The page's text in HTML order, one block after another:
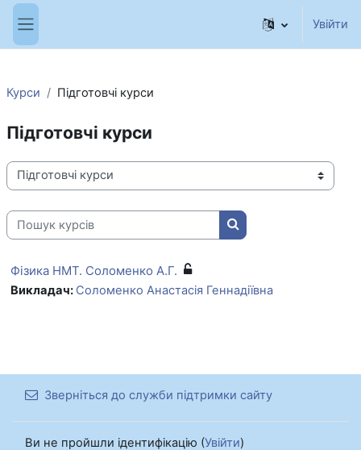
Перейти до головного вмісту
Бокова панель
Увійти
Курси Підготовчі курси
Підготовчі курси
Категорії курсів
Пошук курсів
Пошук курсів
Фізика НМТ. Соломенко А.Г.
Викладач: Соломенко Анастасія Геннадіївна
Зверніться до служби підтримки сайту
Ви не пройшли ідентифікацію (Увійти)